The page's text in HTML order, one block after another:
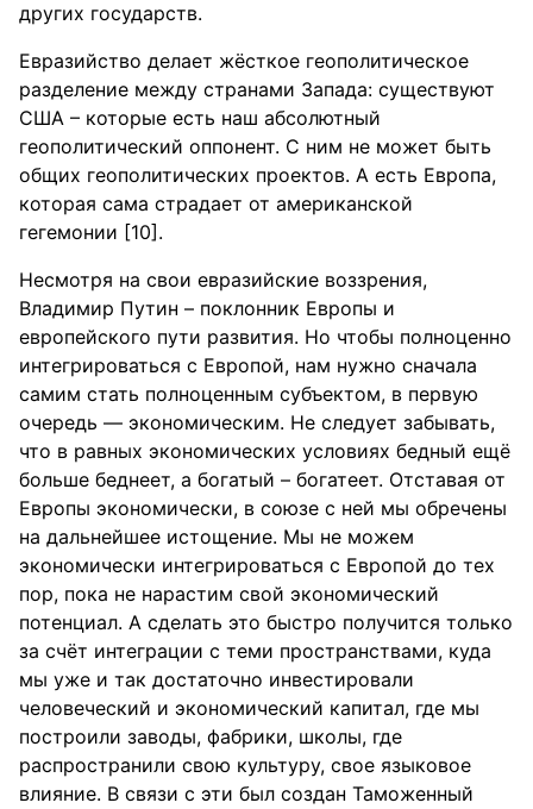
других государств.
Евразийство делает жёсткое геополитическое
разделение между странами Запада: существуют
США – которые есть наш абсолютный
геополитический оппонент. С ним не может быть
общих геополитических проектов. А есть Европа,
которая сама страдает от американской
гегемонии [10].
Несмотря на свои евразийские воззрения,
Владимир Путин – поклонник Европы и
европейского пути развития. Но чтобы полноценно
интегрироваться с Европой, нам нужно сначала
самим стать полноценным субъектом, в первую
очередь — экономическим. Не следует забывать,
что в равных экономических условиях бедный ещё
больше беднеет, а богатый – богатеет. Отставая от
Европы экономически, в союзе с ней мы обречены
на дальнейшее истощение. Мы не можем
экономически интегрироваться с Европой до тех
пор, пока не нарастим свой экономический
потенциал. А сделать это быстро получится только
за счёт интеграции с теми пространствами, куда
мы уже и так достаточно инвестировали
человеческий и экономический капитал, где мы
построили заводы, фабрики, школы, где
распространили свою культуру, свое языковое
влияние. В связи с эти был создан Таможенный